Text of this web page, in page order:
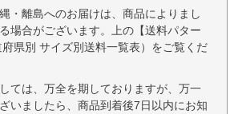
・離島へのお届けは、商品によりまし
場合がございます。上の【送料パター
県別 サイズ別送料一覧表）をご覧くだ
ては、万全を期しておりますが、万一
いましたら、商品到着後7日以内にお知